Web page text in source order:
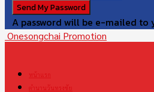
A password will be e-mailed to
Onesongchai Promotion
หน้าแรก
ตำนานวันทรงชัย